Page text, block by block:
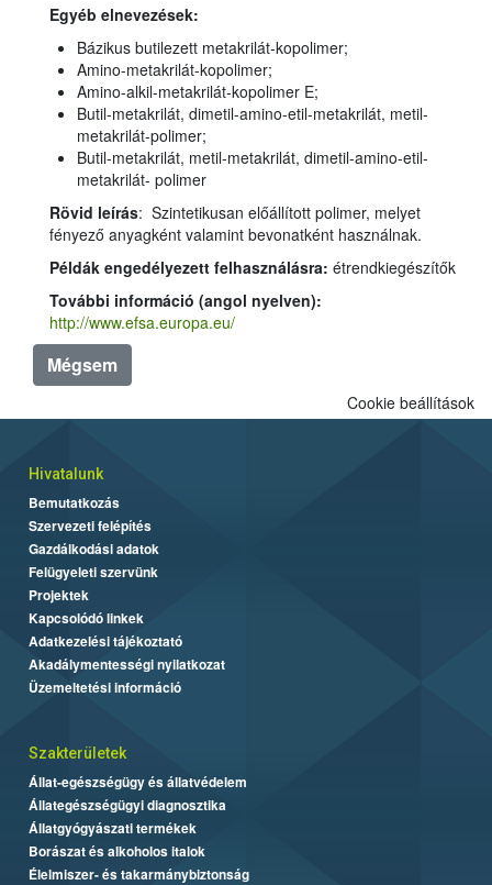
Egyéb elnevezések:
Bázikus butilezett metakrilát-kopolimer;
Amino-metakrilát-kopolimer;
Amino-alkil-metakrilát-kopolimer E;
Butil-metakrilát, dimetil-amino-etil-metakrilát, metil-
metakrilát-polimer;
Butil-metakrilát, metil-metakrilát, dimetil-amino-etil-
metakrilát- polimer
Rövid leírás: Szintetikusan előállított polimer, melyet
fényező anyagként valamint bevonatként használnak.
Példák engedélyezett felhasználásra: étrendkiegészítők
További információ (angol nyelven):
http://www.efsa.europa.eu/
Mégsem
Cookie beállítások
Hivatalunk
Bemutatkozás
Szervezeti felépítés
Gazdálkodási adatok
Felügyeleti szervünk
Projektek
Kapcsolódó linkek
Adatkezelési tájékoztató
Akadálymentességi nyilatkozat
Üzemeltetési információ
Szakterületek
Állat-egészségügy és állatvédelem
Állategészségügyi diagnosztika
Állatgyógyászati termékek
Borászat és alkoholos italok
Élelmiszer- és takarmánybiztonság